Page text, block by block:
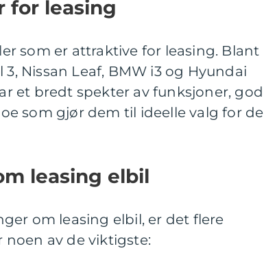
for leasing
som er attraktive for leasing. Blant
Nissan Leaf, BMW i3 og Hyundai
et bredt spekter av funksjoner, god
som gjør dem til ideelle valg for de
leasing elbil
om leasing elbil, er det flere
noen av de viktigste: